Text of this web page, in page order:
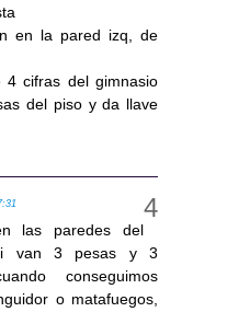
en la pared izq, de
4 cifras del gimnasio
del piso y da llave
las paredes del
van 3 pesas y 3
conseguimos
o matafuegos,